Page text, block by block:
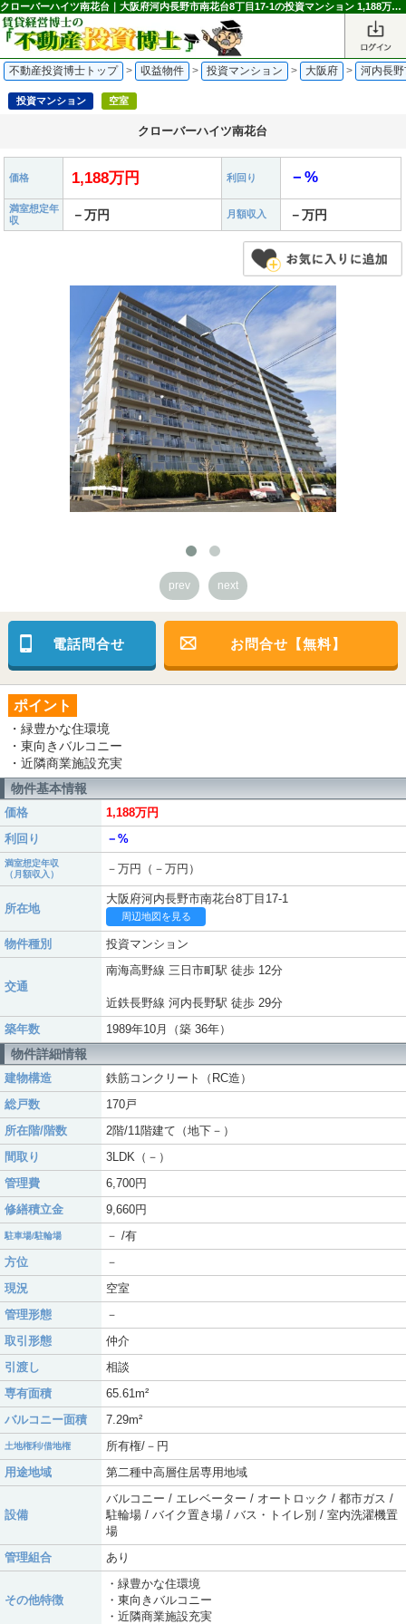
クローバーハイツ南花台｜大阪府河内長野市南花台8丁目17-1の投資マンション 1,188万円 三日市町駅｜不動産投資博士
不動産投資博士トップ > 収益物件 > 投資マンション > 大阪府 > 河内長
投資マンション 空室
クローバーハイツ南花台
価格 1,188万円 利回り －%
満室想定年
収
－万円 月額収入 －万円
prev next
電話問合せ お問合せ【無料】
ポイント
・緑豊かな住環境
・東向きバルコニー
・近隣商業施設充実
物件基本情報
価格
1,188万円
利回り
－%
満室想定年収
（月額収入）
－万円（－万円）
所在地
大阪府河内長野市南花台8丁目17-1
周辺地図を見る
物件種別 投資マンション
交通
南海高野線 三日市町駅 徒歩 12分
近鉄長野線 河内長野駅 徒歩 29分
築年数
1989年10月（築 36年）
物件詳細情報
建物構造
鉄筋コンクリート（RC造）
総戸数
170戸
所在階/階数
2階/11階建て（地下－）
間取り
3LDK（－）
管理費
6,700円
修繕積立金
9,660円
駐車場/駐輪場
－ /有
方位
－
現況
空室
管理形態
－
取引形態
仲介
引渡し
相談
専有面積
65.61m²
バルコニー面積
7.29m²
土地権利/借地権
所有権/－円
用途地域
第二種中高層住居専用地域
設備
バルコニー / エレベーター / オートロック / 都市ガス /
駐輪場 / バイク置き場 / バス・トイレ別 / 室内洗濯機置
場
管理組合
あり
その他特徴
・緑豊かな住環境
・東向きバルコニー
・近隣商業施設充実